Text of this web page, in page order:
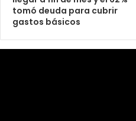
tomó deuda para cubrir
gastos básicos